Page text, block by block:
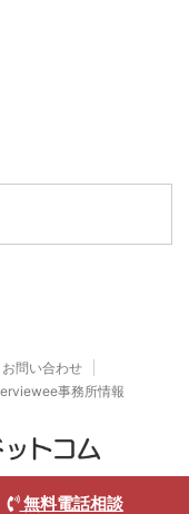
無料電話相談
お問い合わせ
事務所情報
コム